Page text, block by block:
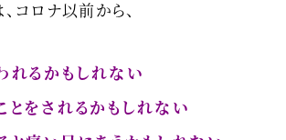
コロナ以前から、
れるかもしれない
とをされるかもしれない